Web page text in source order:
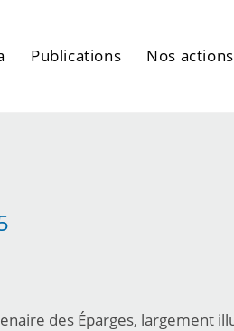
Publications Nos actions
des Éparges, largement